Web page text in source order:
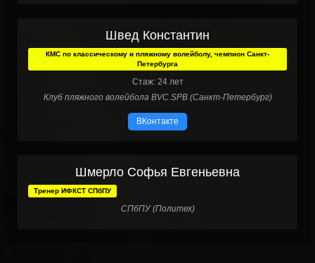
Швед Константин
КМС по классическому и пляжному волейболу, чемпион Санкт-
Петербурга
Стаж: 24 лет
Клуб пляжного волейбола BVC.SPB (Санкт-Петербург)
ВКонтакте
Шмерло Софья Евгеньевна
Тренер ИФКСТ СПбПУ
СПбПУ (Политех)